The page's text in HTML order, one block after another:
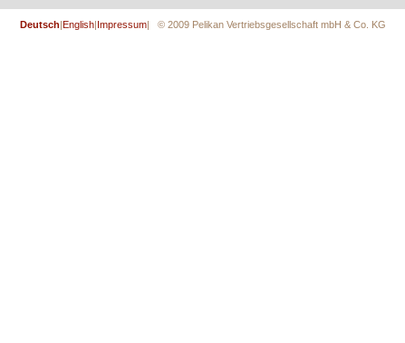
Deutsch|English|Impressum| © 2009 Pelikan Vertriebsgesellschaft mbH & Co. KG